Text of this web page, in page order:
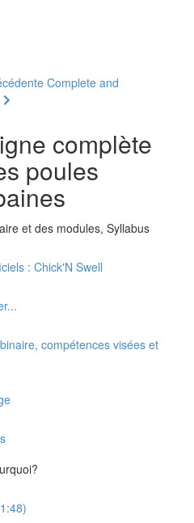
Complete and
complète
poules
et des modules, Syllabus
: Chick'N Swell
compétences visées et